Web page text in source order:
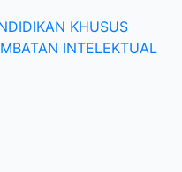
KHUSUS
INTELEKTUAL